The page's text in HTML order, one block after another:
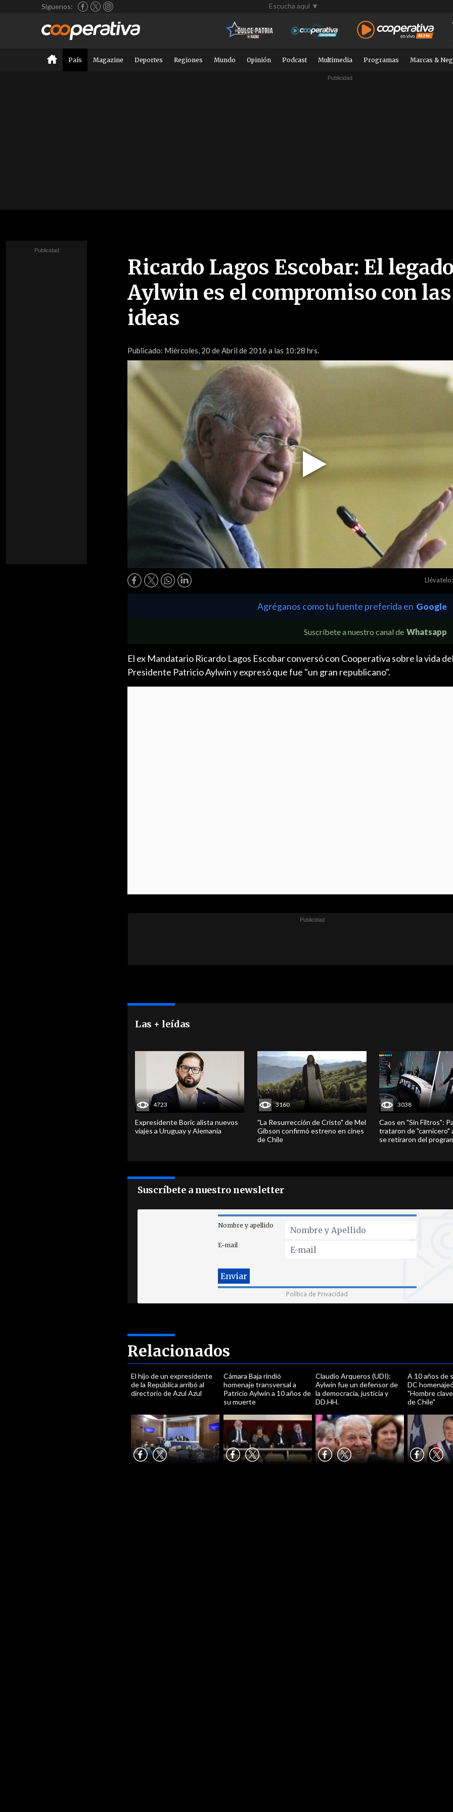
Síguenos: Escucha aquí ▼
País Magazine Deportes Regiones Mundo Opinión Podcast Multimedia Programas Marcas &
Ricardo Lagos Escobar: El
Aylwin es el compromiso con las
ideas
Publicado: Miércoles, 20 de Abril de 2016 a las 10:28 hrs.
Play
Video
Llévatelo:
Agréganos como tu fuente preferida en Google
Suscríbete a nuestro canal de Whatsapp
El ex Mandatario Ricardo Lagos Escobar conversó con Cooperativa sobre la vida
Presidente Patricio Aylwin y expresó que fue "un gran republicano".
Las + leídas
4723
Expresidente Boric alista nuevos
viajes a Uruguay y Alemania
3160
"La Resurrección de Cristo" de Mel
Gibson confirmó estreno en cines
de Chile
3038
Caos en "Sin Filtros":
trataron de "carnicero"
se retiraron del
Suscríbete a nuestro newsletter
Nombre y apellido
E-mail
Política de Privacidad
Relacionados
El hijo de un expresidente
de la República arribó al
directorio de Azul Azul
Cámara Baja rindió
homenaje transversal a
Patricio Aylwin a 10 años de
su muerte
Claudio Arqueros (UDI):
Aylwin fue un defensor de
la democracia, justicia y
DD.HH.
A 10 años de
DC
"Hombre
de Chile"